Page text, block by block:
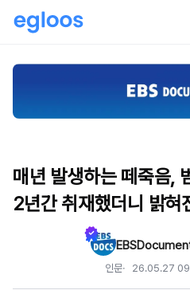
매년 발생하는 떼죽음,
2년간 취재했더니 밝혀
인문 26.05.27